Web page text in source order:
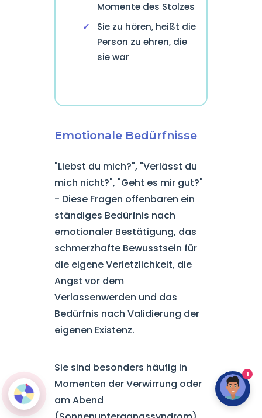
Momente des Stolzes
Sie zu hören, heißt die
Person zu ehren, die
sie war
Emotionale Bedürfnisse
"Liebst du mich?", "Verlässt du
mich nicht?", "Geht es mir gut?"
- Diese Fragen offenbaren ein
ständiges Bedürfnis nach
emotionaler Bestätigung, das
schmerzhafte Bewusstsein für
die eigene Verletzlichkeit, die
Angst vor dem
Verlassenwerden und das
Bedürfnis nach Validierung der
eigenen Existenz.
Sie sind besonders häufig in
Momenten der Verwirrung oder
am Abend
1